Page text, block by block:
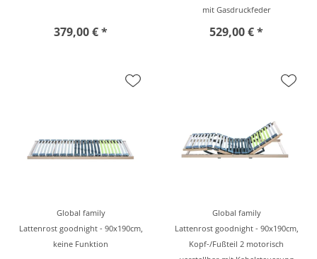
379,00 € *
mit Gasdruckfeder
529,00 € *
Global family
Lattenrost goodnight - 90x190cm,
keine Funktion
Global family
Lattenrost goodnight - 90x190cm,
Kopf-/Fußteil 2 motorisch